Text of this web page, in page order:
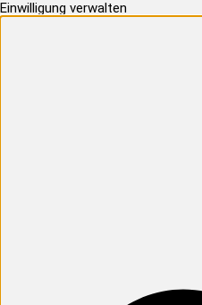
Einwilligung verwalten